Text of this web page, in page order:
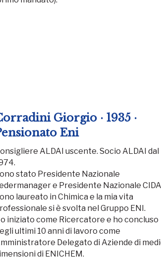
Giorgio · 1935 ·
Eni
ALDAI uscente. Socio ALDAI dal
stato Presidente Nazionale
e Presidente Nazionale
laureato in Chimica e la mia vita
si è svolta nel Gruppo ENI.
iniziato come Ricercatore e ho concluso
ultimi 10 anni di lavoro come
Delegato di Aziende di
di ENICHEM.